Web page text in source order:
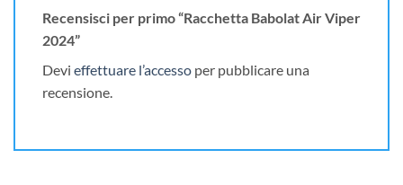
Recensisci per primo “Racchetta Babolat Air Viper
2024”
Devi effettuare l’accesso per pubblicare una
recensione.